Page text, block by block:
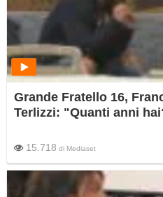
Grande Fratello 16,
Terlizzi: "Quanti anni
15.718 di Mediaset